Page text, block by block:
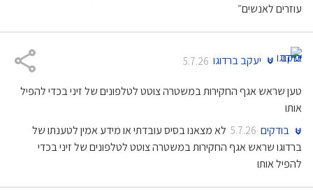
עוזרים לאנשים״
יעקב ברדוגו 5.7.26
טען שראש אגף החקירות במשטרה צוטט לטלפונים של זיני בכדי להפיל
אותו
בודקים 5.7.26 לא מצאנו בסיס עובדתי או מידע אמין לטענתו של
ברדוגו שראש אגף החקירות במשטרה צוטט לטלפונים של זיני בכדי
להפיל אותו